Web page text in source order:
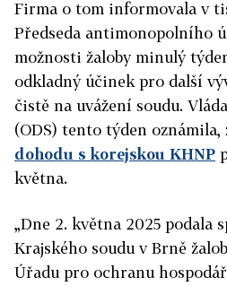
Firma o tom informovala v
Předseda antimonopolního
možnosti žaloby minulý
odkladný účinek pro další
čistě na uvážení soudu.
(ODS) tento týden
dohodu s korejskou KHNP
května.
„Dne 2. května 2025 podala
Krajského soudu v Brně
Úřadu pro ochranu